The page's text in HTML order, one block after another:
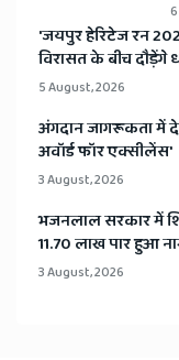
​'जयपुर हेरिटेज रन
विरासत के बीच दौड़ेंगे
5 August, 2026
अंगदान जागरूकता में
अवॉर्ड फॉर एक्सीलेंस'
3 August, 2026
भजनलाल सरकार में
11.70 लाख पार हुआ
3 August, 2026